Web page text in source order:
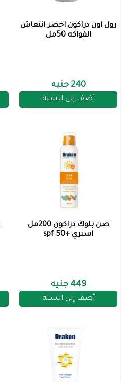
رول اون دراكون اخضر انتعاش
الفواكه 50مل
240 جنيه
أضف إلى السلة
صن بلوك دراكون 200مل
اسبري +50 spf
449 جنيه
أضف إلى السلة